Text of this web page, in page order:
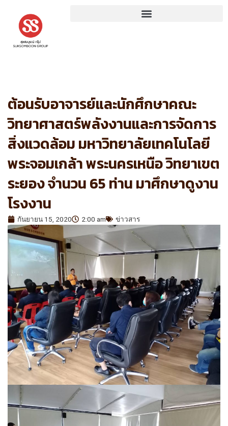
content
ต้อนรับอาจารย์และนักศึกษาคณะ
วิทยาศาสตร์พลังงานและการจัดการ
สิ่งแวดล้อม มหาวิทยาลัยเทคโนโลยี
พระจอมเกล้า พระนครเหนือ วิทยาเขต
ระยอง จำนวน 65 ท่าน มาศึกษาดูงาน
โรงงาน
กันยายน 15, 2020 2:00 am ข่าวสาร